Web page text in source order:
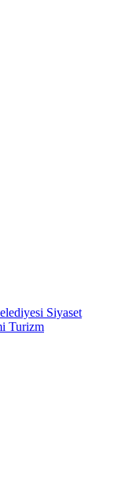
Siyaset
Turizm